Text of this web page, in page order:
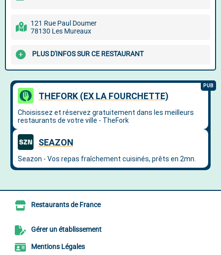
121 Rue Paul Doumer
78130 Les Mureaux
PLUS D'INFOS SUR CE RESTAURANT
Restaurants de France
Gérer un établissement
Mentions Légales